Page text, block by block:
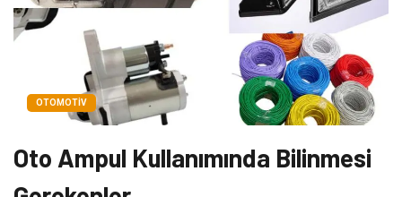
OTOMOTIV
Oto Ampul Kullanımında Bilinmesi